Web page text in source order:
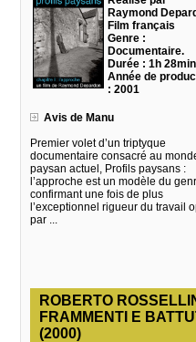
Raymond
Film français
Genre :
Documentaire.
Durée : 1h
Année de
: 2001
Avis de Manu
Premier volet d’un triptyque
documentaire consacré au
paysan actuel, Profils paysans :
l’approche est un modèle du
confirmant une fois de plus
l’exceptionnel rigueur du travail
par ...
ROBERTO
FRAMMENTI E
(2000)